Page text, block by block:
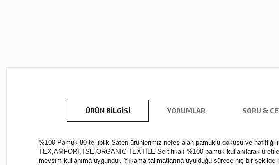
ÜRÜN BILGISI YORUMLAR SORU &
%100 Pamuk 80 tel iplik Saten ürünlerimiz nefes alan pamuklu dokusu ve hafifliği
TEX,AMFORİ,TSE,ORGANIC TEXTILE Sertifikalı %100 pamuk kullanılarak
mevsim kullanıma uygundur. Yıkama talimatlarına uyulduğu sürece hiç bir